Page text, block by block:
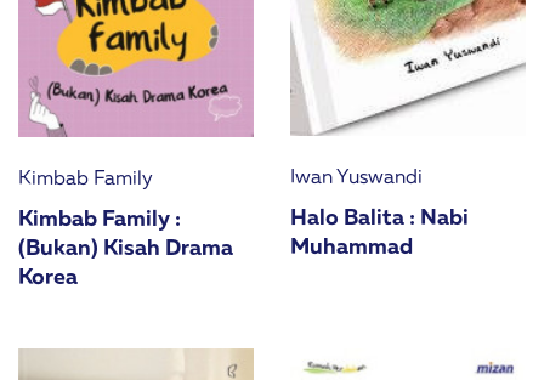
Kimbab Family
Kimbab Family :
(Bukan) Kisah Drama
Korea
Iwan Yuswandi
Halo Balita : Nabi
Muhammad